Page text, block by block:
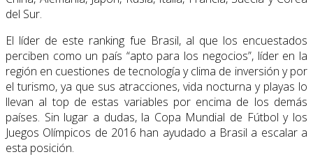
del Sur.
El líder de este ranking fue Brasil, al que los encuestados
perciben como un país “apto para los negocios”, líder en la
región en cuestiones de tecnología y clima de inversión y por
el turismo, ya que sus atracciones, vida nocturna y playas lo
llevan al top de estas variables por encima de los demás
países. Sin lugar a dudas, la Copa Mundial de Fútbol y los
Juegos Olímpicos de 2016 han ayudado a Brasil a escalar a
esta posición.